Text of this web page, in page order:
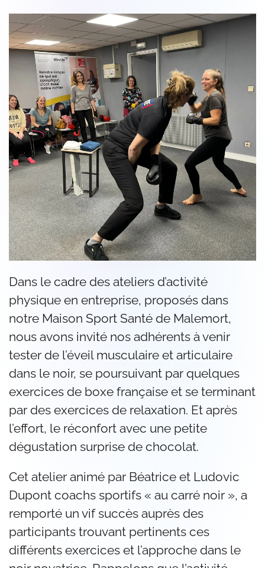
Dans le cadre des ateliers d’activité
physique en entreprise, proposés dans
notre Maison Sport Santé de Malemort,
nous avons invité nos adhérents à venir
tester de l’éveil musculaire et articulaire
dans le noir, se poursuivant par quelques
exercices de boxe française et se terminant
par des exercices de relaxation. Et après
l’effort, le réconfort avec une petite
dégustation surprise de chocolat.
Cet atelier animé par Béatrice et Ludovic
Dupont coachs sportifs « au carré noir », a
remporté un vif succès auprès des
participants trouvant pertinents ces
différents exercices et l’approche dans le